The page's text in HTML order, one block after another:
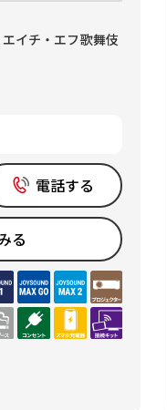
イチ・エフ歌舞伎
電話する
る